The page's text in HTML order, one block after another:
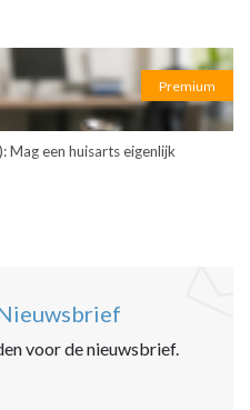
Premium
een huisarts eigenlijk
voor de nieuwsbrief.